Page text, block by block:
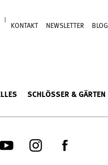
KONTAKT NEWSLETTER BLOG
SCHLÖSSER & GÄRTEN